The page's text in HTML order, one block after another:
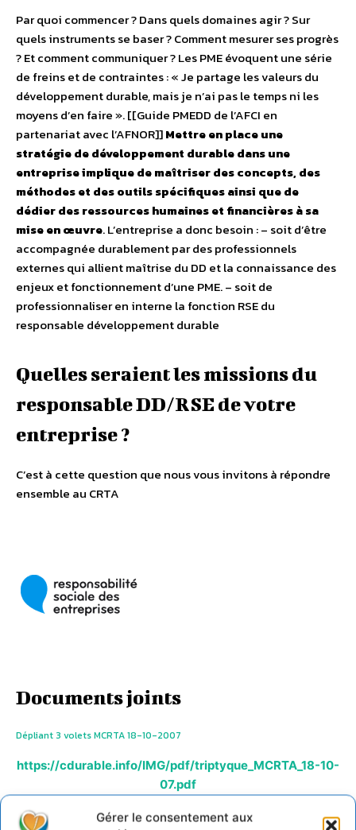
Gérer le consentement aux
Par quoi commencer ? Dans quels domaines agir ? Sur
quels instruments se baser ? Comment mesurer ses progrès
? Et comment communiquer ? Les PME évoquent une série
de freins et de contraintes : « Je partage les valeurs du
développement durable, mais je n’ai pas le temps ni les
moyens d’en faire ». [[Guide PMEDD de l’AFCI en
partenariat avec l’AFNOR]]Mettre en place une
stratégie de développement durable dans une
entreprise implique de maîtriser des concepts, des
méthodes et des outils spécifiques ainsi que de
dédier des ressources humaines et financières à sa
mise en œuvre. L’entreprise a donc besoin : – soit d’être
accompagnée durablement par des professionnels
externes qui allient maîtrise du DD et la connaissance des
enjeux et fonctionnement d’une PME. – soit de
professionnaliser en interne la fonction RSE du
responsable développement durable
Quelles seraient les missions du
responsable DD/RSE de votre
entreprise ?
C’est à cette question que nous vous invitons à répondre
ensemble au CRTA
Documents joints
Dépliant 3 volets MCRTA 18-10-2007
https://cdurable.info/IMG/pdf/triptyque_MCRTA_18-10-
07.pdf